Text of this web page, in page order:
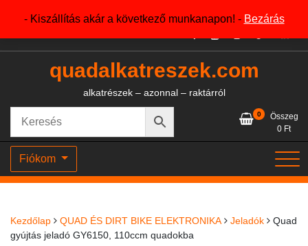
- Kiszállítás akár a következő munkanapon! - Bezárás
+36204327386
quadalkatreszek.com
alkatrészek – azonnal – raktárról
0
Összeg
0 Ft
Fiókom
Kezdőlap QUAD ÉS DIRT BIKE ELEKTRONIKA Jeladók
Quad
gyújtás jeladó GY6150, 110ccm quadokba